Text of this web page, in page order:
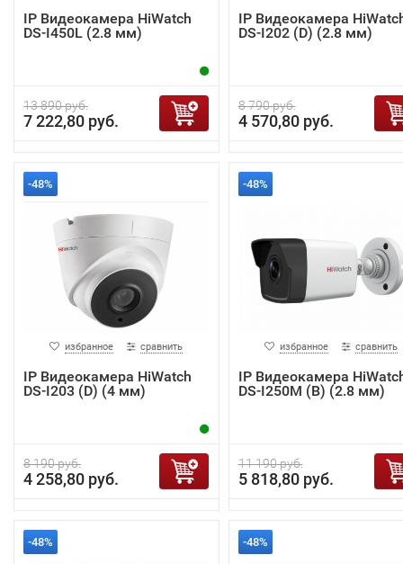
IP Видеокамера HiWatch
DS-I450L (2.8 мм)
13 890 руб.
7 222,80 руб.
IP Видеокамера
DS-I202 (D) (2.8 мм)
8 790 руб.
4 570,80 руб.
-48%
избранное сравнить
IP Видеокамера HiWatch
DS-I203 (D) (4 мм)
8 190 руб.
4 258,80 руб.
-48%
избранное сравнить
IP Видеокамера
DS-I250M (B) (2.8 мм)
11 190 руб.
5 818,80 руб.
-48% -48%